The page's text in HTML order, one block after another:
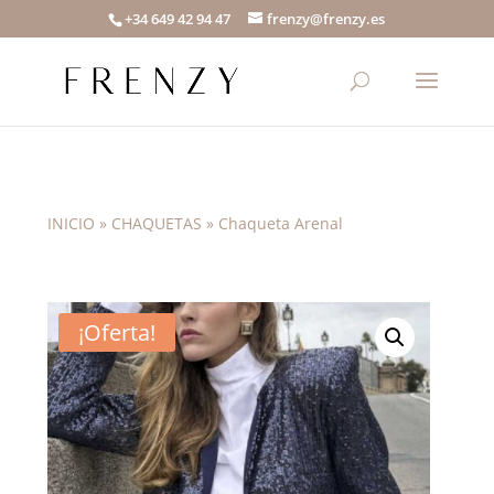
+34 649 42 94 47 frenzy@frenzy.es
INICIO » CHAQUETAS » Chaqueta Arenal
¡Oferta!